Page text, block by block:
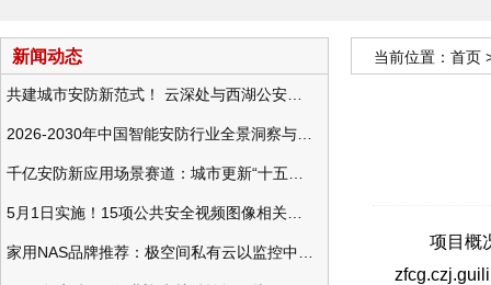
新闻动态 当前位置： 首页
项目概况